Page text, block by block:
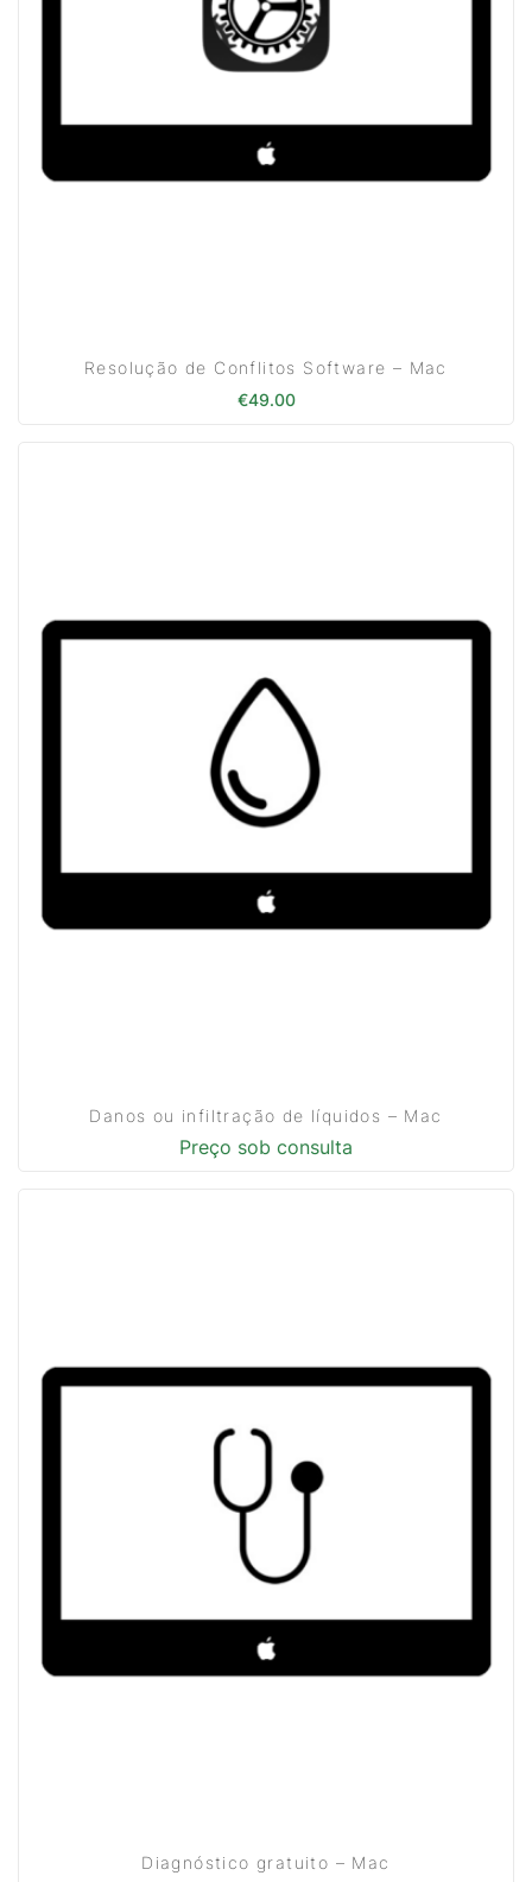
Resolução de Conflitos Software – Mac
€49.00
Danos ou infiltração de líquidos – Mac
Preço sob consulta
Diagnóstico gratuito – Mac